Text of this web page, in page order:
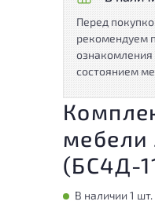
Перед
рекомендуем
состоянием
(БС4Д-
В наличии 1 шт.